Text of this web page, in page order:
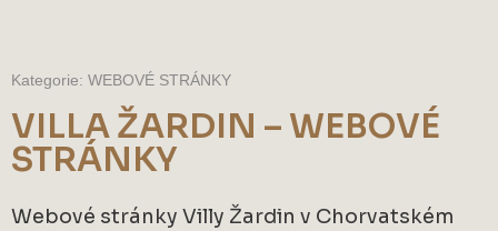
Kategorie: WEBOVÉ STRÁNKY
VILLA ŽARDIN – WEBOVÉ
STRÁNKY
Webové stránky Villy Žardin v Chorvatském